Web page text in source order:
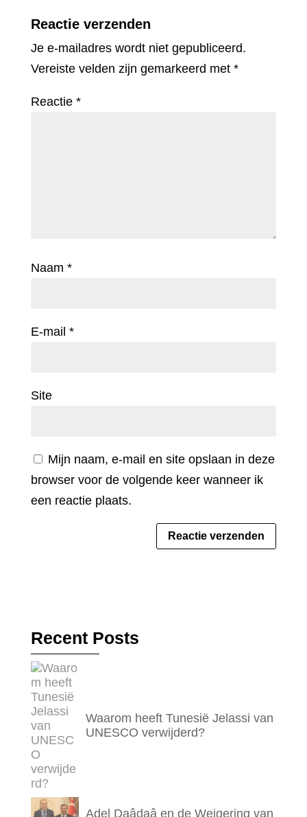
Reactie verzenden
Je e-mailadres wordt niet gepubliceerd.
Vereiste velden zijn gemarkeerd met *
Reactie *
Naam *
E-mail *
Site
Mijn naam, e-mail en site opslaan in deze
browser voor de volgende keer wanneer ik
een reactie plaats.
Recent Posts
Waarom heeft Tunesië Jelassi van
UNESCO verwijderd?
Adel Daâdaâ en de Weigering van